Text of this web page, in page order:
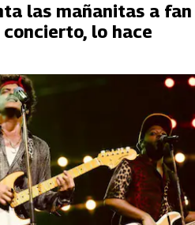
las mañanitas a fan
lo hace